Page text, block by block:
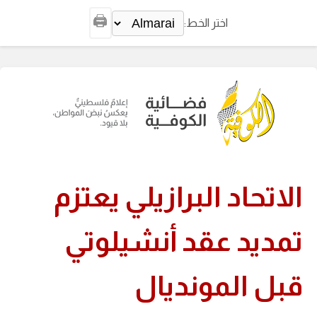
اختر الخط: 🖨️
الاتحاد البرازيلي يعتزم
تمديد عقد أنشيلوتي
قبل المونديال